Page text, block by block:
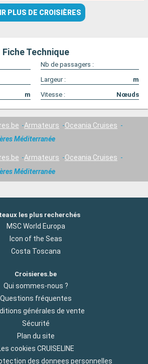
PLUS DE CROISIÈRES
Fiche Technique
Nb de passagers :
Largeur :
m
m Vitesse : Nœuds
Armateurs
Oceania Cruises
Méditerranée
Armateurs
Oceania Cruises
Méditerranée
les plus recherchés
MSC World Europa
Icon of the Seas
Costa Toscana
Croisieres.be
Qui sommes-nous ?
Questions fréquentes
générales de vente
Sécurité
Plan du site
cookies CRUISELINE
des donnees personnelles